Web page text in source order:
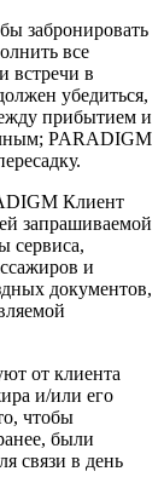
забронировать
все
встречи в
убедиться,
прибытием и
PARADIGM
Клиент
запрашиваемой
сервиса,
и
документов,
от клиента
и/или его
чтобы
были
связи в день